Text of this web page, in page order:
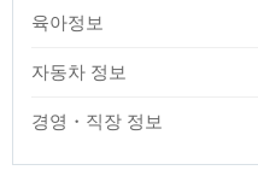
육아정보
자동차 정보
경영・직장 정보